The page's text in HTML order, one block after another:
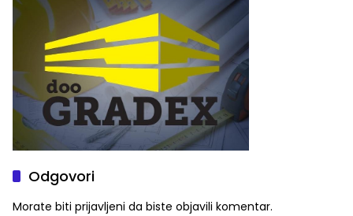
Odgovori
Morate biti prijavljeni da biste objavili komentar.